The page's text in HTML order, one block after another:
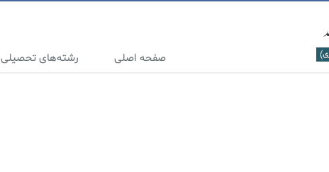
صفحه اصلی رشته‌های تحصیلی